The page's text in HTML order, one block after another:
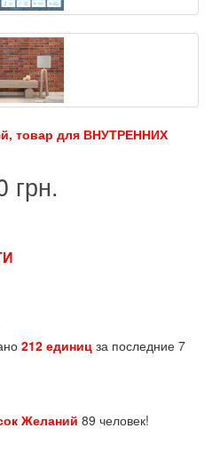
товар для ВНУТРЕННИХ
грн.
212 единиц за последние 7
Желаний 89 человек!